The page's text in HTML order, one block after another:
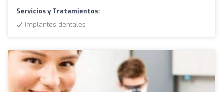
Servicios y Tratamientos:
Implantes dentales